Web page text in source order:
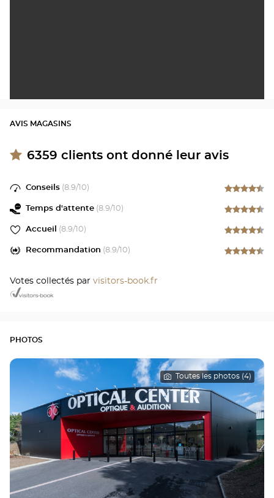
AVIS MAGASINS
6359 clients ont donné leur avis
Conseils (8.9/10)
Temps d'attente (8.9/10)
Accueil (8.9/10)
Recommandation (8.9/10)
Votes collectés par visitors-book.fr
PHOTOS
Toutes les photos (4)